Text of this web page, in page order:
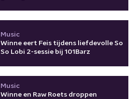
Music
Winne eert Feis tijdens liefdevolle So
So Lobi 2-sessie bij 101Barz
Music
Winne en Raw Roets droppen